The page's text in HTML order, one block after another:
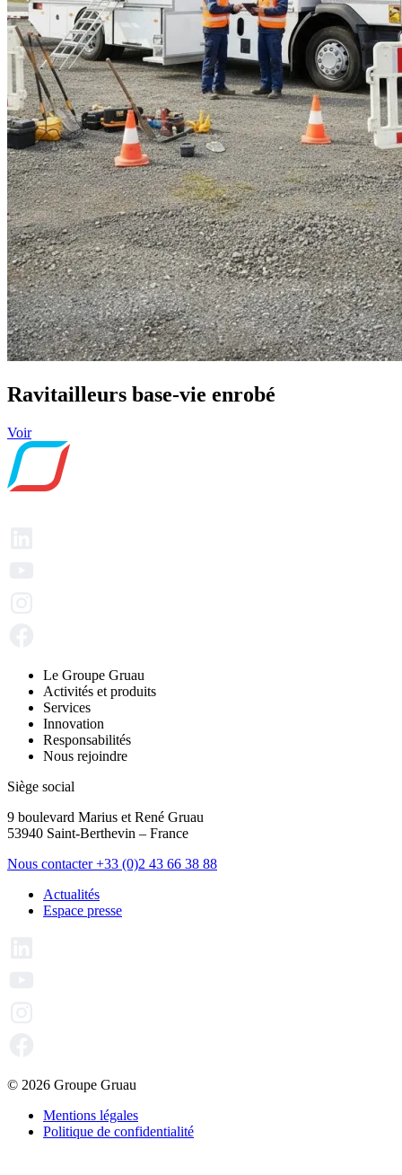
Ravitailleurs base-vie enrobé
Voir
Le Groupe Gruau
Activités et produits
Services
Innovation
Responsabilités
Nous rejoindre
Siège social
9 boulevard Marius et René Gruau
53940 Saint-Berthevin – France
Nous contacter +33 (0)2 43 66 38 88
Actualités
Espace presse
© 2026 Groupe Gruau
Mentions légales
Politique de confidentialité